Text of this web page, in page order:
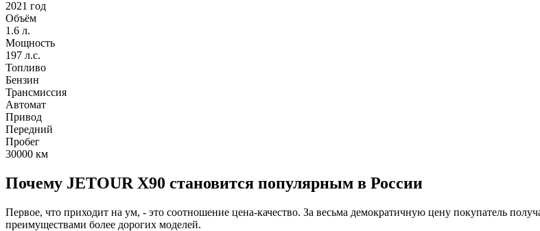
2021 год
Объём
1.6 л.
Мощность
197 л.с.
Топливо
Бензин
Трансмиссия
Автомат
Привод
Передний
Пробег
30000 км
Почему JETOUR X90 становится популярным в России
Первое, что приходит на ум, - это соотношение цена-качество. За весьма демократичную цену покупатель
преимуществами более дорогих моделей.